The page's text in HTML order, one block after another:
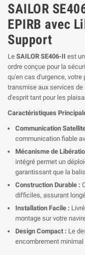
SAILOR
EPIRB avec
Support
Le SAILOR SE406-II est
ordre conçue pour la
qu'en cas d'urgence,
transmise aux services
d'esprit tant pour les
Caractéristiques
Communication
communication fiable
Mécanisme de
intégré permet un
garantissant que la
Construction Durable :
difficiles, assurant
Installation Facile :
montage sur votre
Design Compact : Le
encombrement minimal